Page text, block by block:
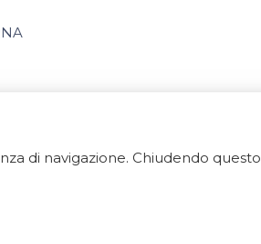
è un marchio registrato.
di navigazione. Chiudendo